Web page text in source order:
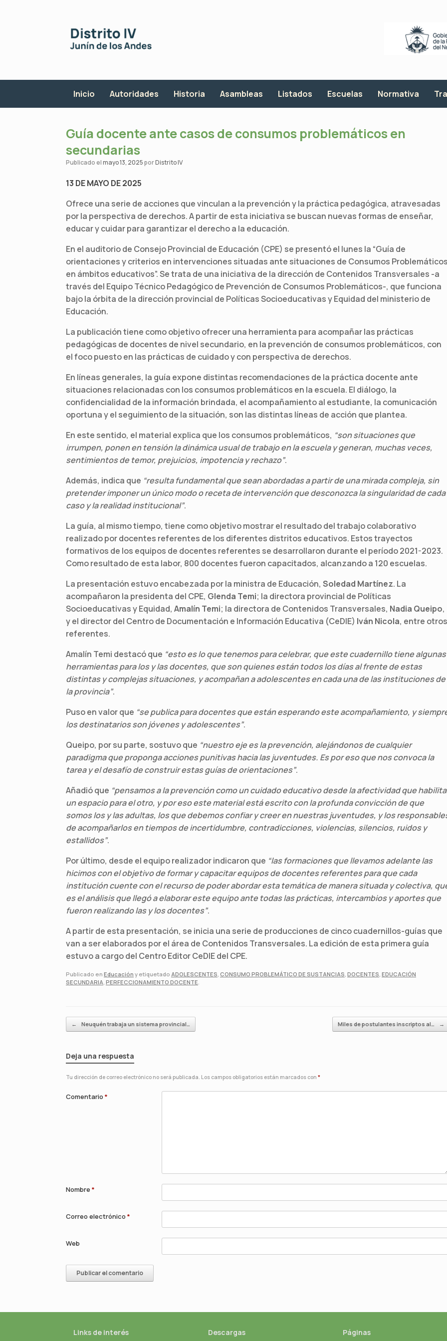
Inicio Autoridades Historia Asambleas Listados Escuelas Normativa
Guía docente ante casos de consumos problemáticos en
secundarias
Publicado elmayo 13, 2025porDistrito IV
13 DE MAYO DE 2025
Ofrece una serie de acciones que vinculan a la prevención y la práctica pedagógica, atravesadas
por la perspectiva de derechos. A partir de esta iniciativa se buscan nuevas formas de enseñar,
educar y cuidar para garantizar el derecho a la educación.
En el auditorio de Consejo Provincial de Educación (CPE) se presentó el lunes la “Guía de
orientaciones y criterios en intervenciones situadas ante situaciones de Consumos Problemáticos
en ámbitos educativos”. Se trata de una iniciativa de la dirección de Contenidos Transversales -a
través del Equipo Técnico Pedagógico de Prevención de Consumos Problemáticos-, que funciona
bajo la órbita de la dirección provincial de Políticas Socioeducativas y Equidad del ministerio de
Educación.
La publicación tiene como objetivo ofrecer una herramienta para acompañar las prácticas
pedagógicas de docentes de nivel secundario, en la prevención de consumos problemáticos, con
el foco puesto en las prácticas de cuidado y con perspectiva de derechos.
En líneas generales, la guía expone distintas recomendaciones de la práctica docente ante
situaciones relacionadas con los consumos problemáticos en la escuela. El diálogo, la
confidencialidad de la información brindada, el acompañamiento al estudiante, la comunicación
oportuna y el seguimiento de la situación, son las distintas líneas de acción que plantea.
En este sentido, el material explica que los consumos problemáticos, “son situaciones que
irrumpen, ponen en tensión la dinámica usual de trabajo en la escuela y generan, muchas veces,
sentimientos de temor, prejuicios, impotencia y rechazo”.
Además, indica que “resulta fundamental que sean abordadas a partir de una mirada compleja, sin
pretender imponer un único modo o receta de intervención que desconozca la singularidad de cada
caso y la realidad institucional”.
La guía, al mismo tiempo, tiene como objetivo mostrar el resultado del trabajo colaborativo
realizado por docentes referentes de los diferentes distritos educativos. Estos trayectos
formativos de los equipos de docentes referentes se desarrollaron durante el período 2021-2023.
Como resultado de esta labor, 800 docentes fueron capacitados, alcanzando a 120 escuelas.
La presentación estuvo encabezada por la ministra de Educación, Soledad Martínez. La
acompañaron la presidenta del CPE, Glenda Temi; la directora provincial de Políticas
Socioeducativas y Equidad, Amalín Temi; la directora de Contenidos Transversales, Nadia Queipo,
y el director del Centro de Documentación e Información Educativa (CeDIE) Iván Nicola, entre otros
referentes.
Amalín Temi destacó que “esto es lo que tenemos para celebrar, que este cuadernillo tiene algunas
herramientas para los y las docentes, que son quienes están todos los días al frente de estas
distintas y complejas situaciones, y acompañan a adolescentes en cada una de las instituciones de
la provincia”.
Puso en valor que “se publica para docentes que están esperando este acompañamiento, y
los destinatarios son jóvenes y adolescentes”.
Queipo, por su parte, sostuvo que “nuestro eje es la prevención, alejándonos de cualquier
paradigma que proponga acciones punitivas hacia las juventudes. Es por eso que nos convoca la
tarea y el desafío de construir estas guías de orientaciones”.
Añadió que “pensamos a la prevención como un cuidado educativo desde la afectividad que habilita
un espacio para el otro, y por eso este material está escrito con la profunda convicción de que
somos los y las adultas, los que debemos confiar y creer en nuestras juventudes, y los
de acompañarlos en tiempos de incertidumbre, contradicciones, violencias, silencios, ruidos y
estallidos”.
Por último, desde el equipo realizador indicaron que “las formaciones que llevamos adelante las
hicimos con el objetivo de formar y capacitar equipos de docentes referentes para que cada
institución cuente con el recurso de poder abordar esta temática de manera situada y colectiva,
es el análisis que llegó a elaborar este equipo ante todas las prácticas, intercambios y aportes que
fueron realizando las y los docentes”.
A partir de esta presentación, se inicia una serie de producciones de cinco cuadernillos-guías que
van a ser elaborados por el área de Contenidos Transversales. La edición de esta primera guía
estuvo a cargo del Centro Editor CeDIE del CPE.
Publicado en Educación y etiquetado ADOLESCENTES, CONSUMO PROBLEMÁTICO DE SUSTANCIAS, DOCENTES, EDUCACIÓN
SECUNDARIA, PERFECCIONAMIENTO DOCENTE.
Navegador de artículos
← Neuquén trabaja un sistema provincial… Miles de postulantes inscriptos al… →
Deja una respuesta
Tu dirección de correo electrónico no será publicada. Los campos obligatorios están marcados con *
Comentario *
Nombre *
Correo electrónico *
Web
Links de interés Descargas Páginas